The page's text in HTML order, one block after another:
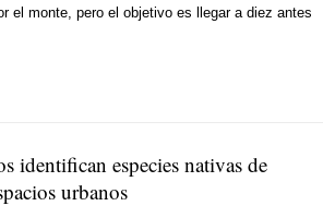
el monte, pero el objetivo es llegar a diez antes
identifican especies nativas de
urbanos